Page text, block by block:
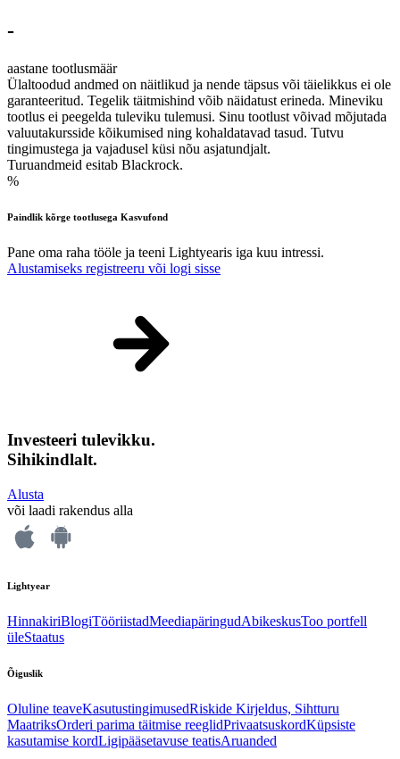
-
aastane tootlusmäär
Ülaltoodud andmed on näitlikud ja nende täpsus või täielikkus ei ole
garanteeritud. Tegelik täitmishind võib näidatust erineda. Mineviku
tootlus ei peegelda tuleviku tulemusi. Sinu tootlust võivad mõjutada
valuutakursside kõikumised ning kohaldatavad tasud. Tutvu
tingimustega ja vajadusel küsi nõu asjatundjalt.
Turuandmeid esitab Blackrock.
%
Paindlik kõrge tootlusega Kasvufond
Pane oma raha tööle ja teeni Lightyearis iga kuu intressi.
Alustamiseks registreeru või logi sisse
Investeeri tulevikku.
Sihikindlalt.
Alusta
või laadi rakendus alla
Lightyear
HinnakiriBlogiTööriistadMeediapäringudAbikeskusToo portfell
üleStaatus
Õiguslik
Oluline teaveKasutustingimusedRiskide Kirjeldus, Sihtturu
MaatriksOrderi parima täitmise reeglidPrivaatsuskordKüpsiste
kasutamise kordLigipääsetavuse teatisAruanded